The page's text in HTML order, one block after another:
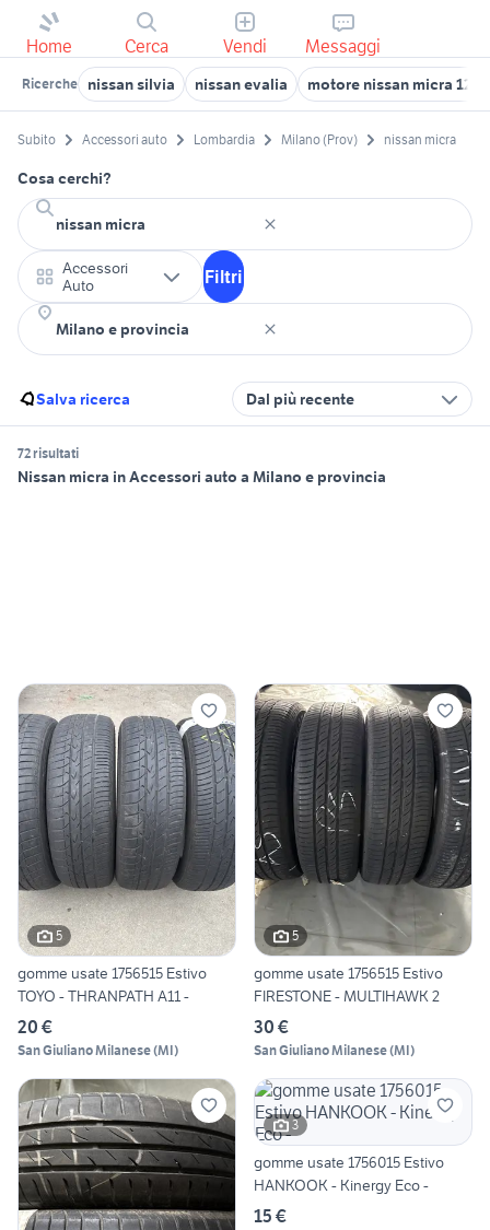
Home Cerca Vendi Messaggi
Ricerche nissan silvia nissan evalia motore nissan micra
Subito Accessori auto Lombardia Milano (Prov) nissan micra
Cosa cerchi?
Accessori
Auto
Filtri
Salva ricerca Dal più recente
72 risultati
Nissan micra in Accessori auto a Milano e provincia
5
gomme usate 1756515 Estivo
TOYO - THRANPATH A11 -
20 €
San Giuliano Milanese(MI)
5
gomme usate 1756515 Estivo
FIRESTONE - MULTIHAWK 2
30 €
San Giuliano Milanese(MI)
3
gomme usate 1756015 Estivo
HANKOOK - Kinergy Eco -
15 €